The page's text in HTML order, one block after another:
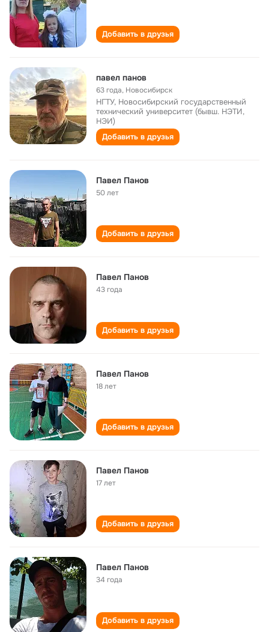
Добавить в друзья
павел панов
63 года, Новосибирск
НГТУ, Новосибирский государственный
технический университет (бывш. НЭТИ,
НЭИ)
Добавить в друзья
Павел Панов
50 лет
Добавить в друзья
Павел Панов
43 года
Добавить в друзья
Павел Панов
18 лет
Добавить в друзья
Павел Панов
17 лет
Добавить в друзья
Павел Панов
34 года
Добавить в друзья